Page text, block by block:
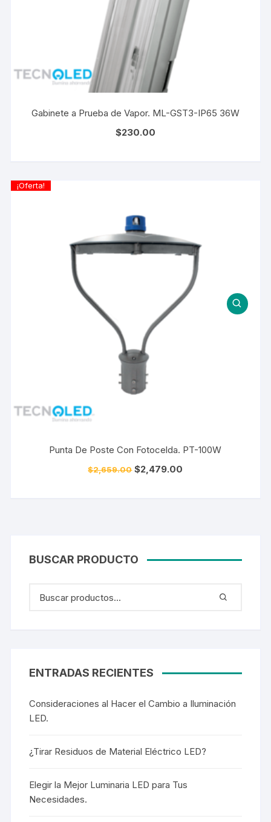
Gabinete a Prueba de Vapor. ML-GST3-IP65 36W
$230.00
¡Oferta!
Punta De Poste Con Fotocelda. PT-100W
$2,659.00 $2,479.00
BUSCAR PRODUCTO
ENTRADAS RECIENTES
Consideraciones al Hacer el Cambio a Iluminación
LED.
¿Tirar Residuos de Material Eléctrico LED?
Elegir la Mejor Luminaria LED para Tus
Necesidades.